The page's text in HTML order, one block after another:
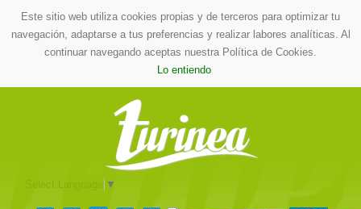
Este sitio web utiliza cookies propias y de terceros para optimizar tu
navegación, adaptarse a tus preferencias y realizar labores analíticas. Al
continuar navegando aceptas nuestra Política de Cookies.
Lo entiendo
▼